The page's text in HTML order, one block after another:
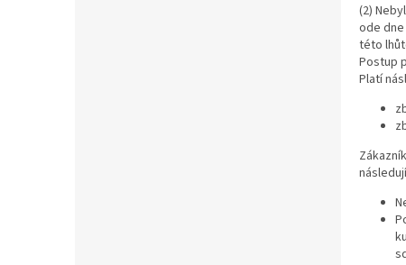
(2)
ode
této
Postup
Platí